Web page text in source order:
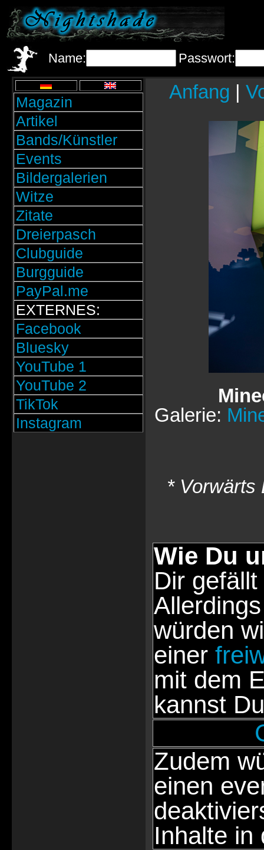
Name: Passwort:
Magazin
Artikel
Bands/Künstler
Events
Bildergalerien
Witze
Zitate
Dreierpasch
Clubguide
Burgguide
PayPal.me
EXTERNES:
Facebook
Bluesky
YouTube 1
YouTube 2
TikTok
Instagram
Anfang |
Galerie:
* Vorwärts
Wie Du
Dir
würden
einer
mit dem
kannst
Zudem
einen
Inhalte in